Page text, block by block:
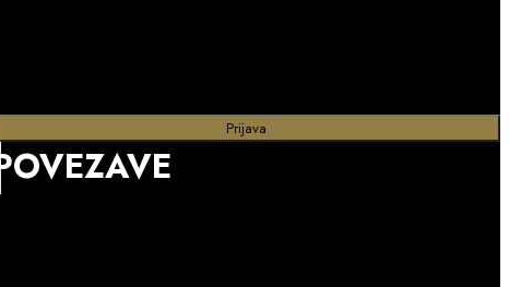
POVEZAVE